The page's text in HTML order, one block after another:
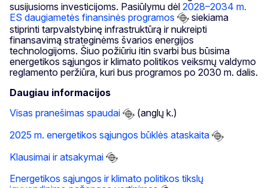
susijusioms investicijoms. Pasiūlymu dėl 2028–2034 m.
ES daugiametės finansinės programos
siekiama
stiprinti tarpvalstybinę infrastruktūrą ir nukreipti
finansavimą strateginėms švarios energijos
technologijoms. Šiuo požiūriu itin svarbi bus būsima
energetikos sąjungos ir klimato politikos veiksmų valdymo
reglamento peržiūra, kuri bus programos po 2030 m. dalis.
Daugiau informacijos
Visas pranešimas spaudai
(anglų k.)
2025 m. energetikos sąjungos būklės ataskaita
Klausimai ir atsakymai
Energetikos sąjungos ir klimato politikos tikslų